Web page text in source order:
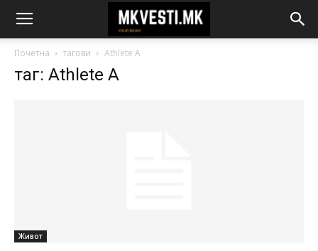
Почетна тагови Athlete A
таг: Athlete A
Живот